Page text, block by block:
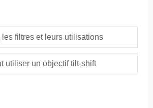
les filtres et leurs utilisations
utiliser un objectif tilt-shift